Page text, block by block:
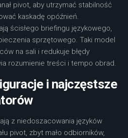
pivot, aby utrzymać stabilność
kaskadę opóźnień.
ścisłego briefingu językowego,
sprzętowego. Taki model
na sali i redukuje błędy
rozumienie treści i tempo obrad.
i najczęstsze
z niedoszacowania języków
pivot, zbyt mało odbiorników,